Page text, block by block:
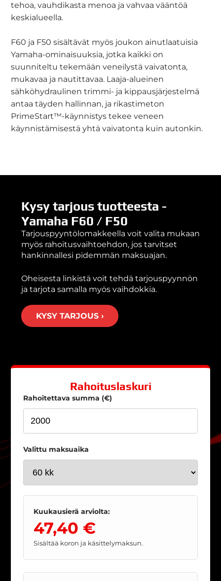
tehoa, vauhdikasta menoa ja vahvaa vääntöä
keskialueella.
F60 ja F50 sisältävät myös joukon ainutlaatuisia
Yamaha-ominaisuuksia, jotka kaikki on
suunniteltu tekemään veneilystä vaivatonta,
mukavaa ja nautittavaa. Laaja-alueinen
sähköhydraulinen trimmi- ja kippausjärjestelmä
antaa täyden hallinnan, ja rikastimeton
PrimeStart™-käynnistys tekee veneen
käynnistämisestä yhtä vaivatonta kuin autonkin.
Kysy tarjous tuotteesta -
Yamaha F60 / F50
Tarjouspyyntölomakkeella voit valita mukaan
myös rahoitusvaihtoehdon, jos tarvitset
hankinnallesi pidemmän maksuajan.
Oheisesta linkistä voit tehdä tarjouspyynnön
ja tarjota samalla myös vaihdokkia.
KYSY TARJOUS ›
Rahoituslaskuri
Rahoitettava summa (€)
Valittu maksuaika
Kuukausierä arviolta:
47,40 €
Sisältää koron ja käsittelymaksun.